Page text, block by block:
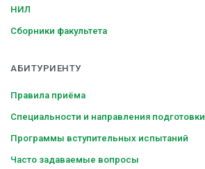
НИЛ
Сборники факультета
АБИТУРИЕНТУ
Правила приёма
Специальности и направления подготовки
Программы вступительных испытаний
Часто задаваемые вопросы